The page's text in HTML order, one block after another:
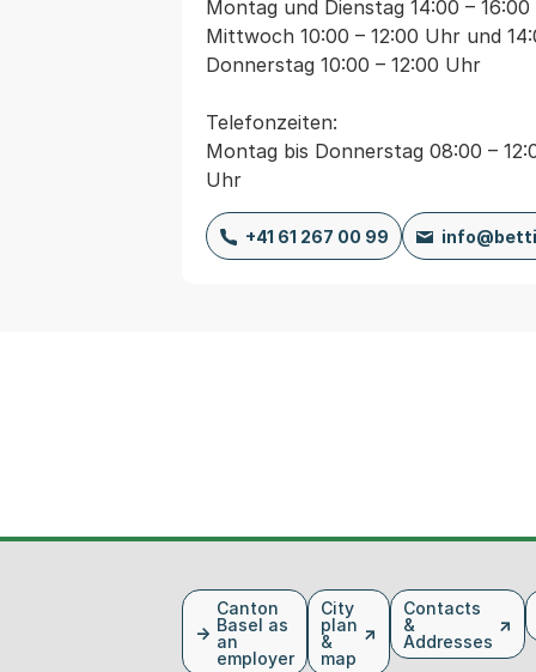
Montag und Dienstag 14:00 –
Mittwoch 10:00 – 12:00 Uhr und
Donnerstag 10:00 – 12:00 Uhr
Telefonzeiten:
Montag bis Donnerstag 08:00 –
Uhr
+41 61 267 00 99
Canton
Basel as
an
employer
City
plan
&
map
Contacts
&
Addresses